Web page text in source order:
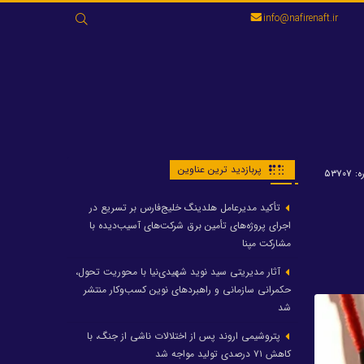
جستجو
برای:
info@nafirenaft.ir
پربازدید ترین عناوین
تأکید مدیرعامل هلدینگ خلیج‌فارس بر تسریع در
اجرای پروژه‌های تأمین برق شرکت‌های آسیب‌دیده با
مشارکت مپنا
آثار مدیریتی سید نوید شهیدی‌نیا با محوریت تحول،
حکمرانی سازمانی و راهبردهای نوین کسب‌وکار منتشر
شد
پتروشیمی اروند پس از اختلالات ناشی از جنگ، با
کاهش ۷۱ درصدی تولید مواجه شد